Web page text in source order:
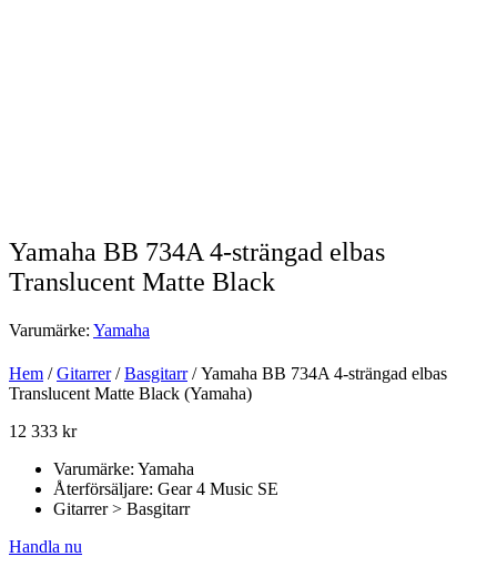
Yamaha BB 734A 4-strängad elbas
Translucent Matte Black
Varumärke: Yamaha
Hem /Gitarrer/Basgitarr/ Yamaha BB 734A 4-strängad elbas
Translucent Matte Black (Yamaha)
12 333 kr
Varumärke: Yamaha
Återförsäljare: Gear 4 Music SE
Gitarrer > Basgitarr
Handla nu